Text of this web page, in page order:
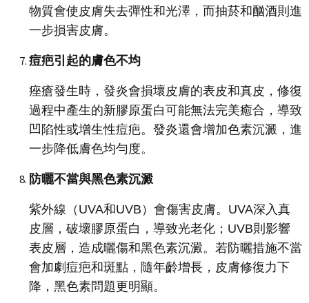
物質會使皮膚失去彈性和光澤，而抽菸和酗酒則進
一步損害皮膚。
痘疤引起的膚色不均
痤瘡發生時，發炎會損壞皮膚的表皮和真皮，修復
過程中產生的新膠原蛋白可能無法完美癒合，導致
凹陷性或增生性痘疤。發炎還會增加色素沉澱，進
一步降低膚色均勻度。
防曬不當與黑色素沉澱
紫外線（UVA和UVB）會傷害皮膚。UVA深入真
皮層，破壞膠原蛋白，導致光老化；UVB則影響
表皮層，造成曬傷和黑色素沉澱。若防曬措施不當
會加劇痘疤和斑點，隨年齡增長，皮膚修復力下
降，黑色素問題更明顯。